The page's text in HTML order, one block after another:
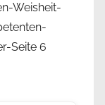
Weisheit-
Seite 6